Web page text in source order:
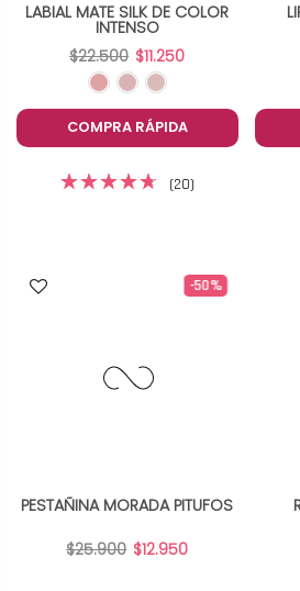
LABIAL MATE SILK DE COLOR
INTENSO
$22.500 $11.250
COMPRA RÁPIDA
(20)
-50%
PESTAÑINA MORADA PITUFOS
$25.900 $12.950